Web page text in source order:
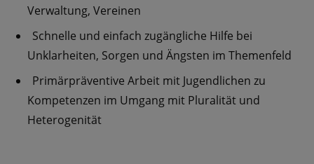
Verwaltung, Vereinen
Schnelle und einfach zugängliche Hilfe bei
Unklarheiten, Sorgen und Ängsten im Themenfeld
Primärpräventive Arbeit mit Jugendlichen zu
Kompetenzen im Umgang mit Pluralität und
Heterogenität